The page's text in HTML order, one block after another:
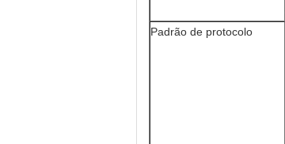
Padrão de protocolo